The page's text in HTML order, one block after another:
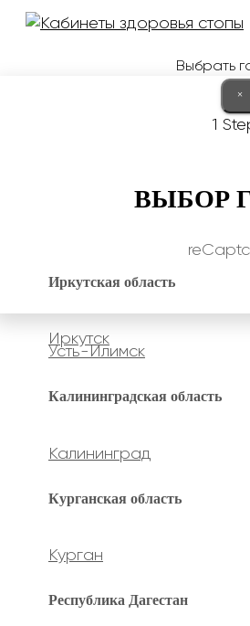
Выбрать
×
1
ВЫБОР
Иркутская область
Иркутск
Усть-Илимск
Калининградская область
Калининград
Курганская область
Курган
Республика Дагестан